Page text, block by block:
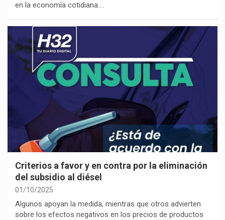
en la economía cotidiana.…
Criterios a favor y en contra por la eliminación
del subsidio al diésel
01/10/2025
Algunos apoyan la medida, mientras que otros advierten
sobre los efectos negativos en los precios de productos